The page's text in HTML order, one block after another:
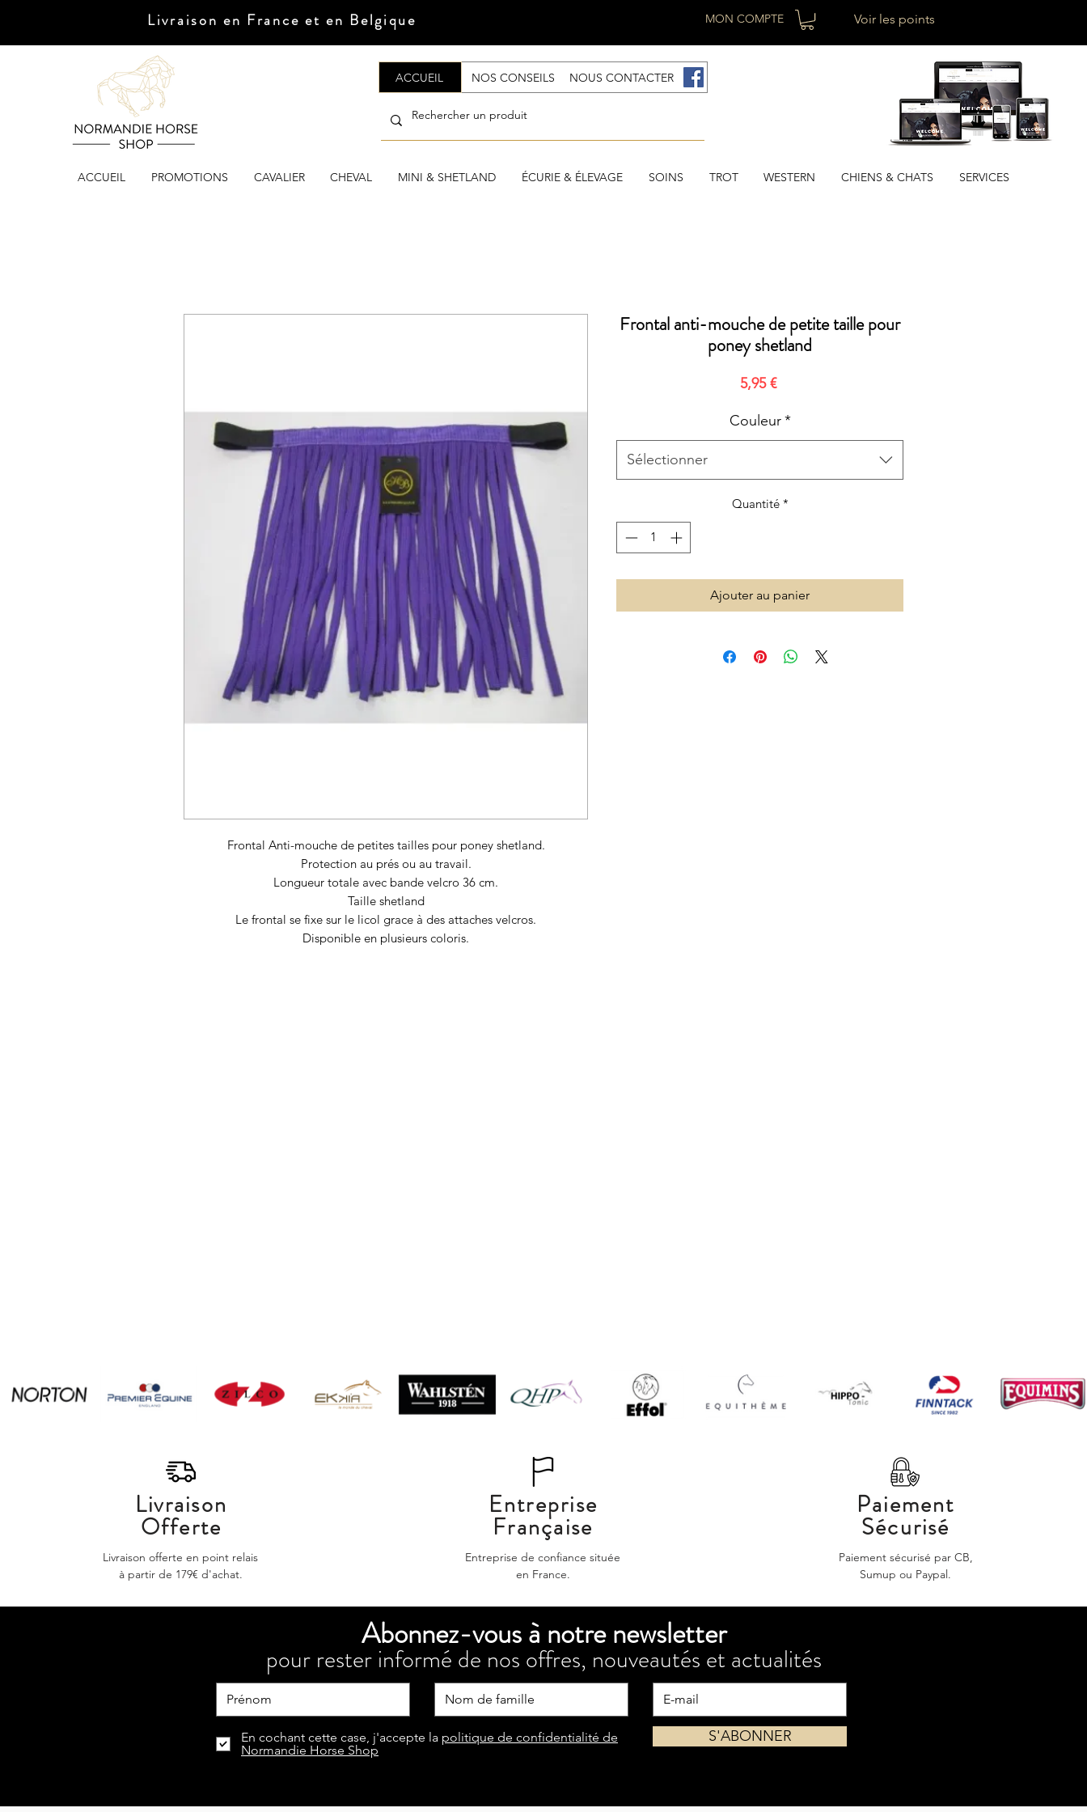
Livraison en France et en Belgique MON COMPTE Voir les points
ACCUEIL NOS CONSEILS NOUS CONTACTER .
ACCUEIL PROMOTIONS CAVALIER CHEVAL MINI & SHETLAND ÉCURIE & ÉLEVAGE SOINS TROT WESTERN CHIENS & CHATS SERVICES
Frontal Anti-mouche de petites tailles pour poney shetland.
Protection au prés ou au travail.
Longueur totale avec bande velcro 36 cm.
Taille shetland
Le frontal se fixe sur le licol grace à des attaches velcros.
Disponible en plusieurs coloris.
Frontal anti-mouche de petite taille pour
poney shetland
5,95 €Prix
Couleur *
Sélectionner
Quantité *
Ajouter au panier
Livraison
Offerte
Livraison offerte en point relais
à partir de 179€ d'achat.
Entreprise
Française
Entreprise de confiance située
en France.
Paiement
Sécurisé
Paiement sécurisé par CB,
Sumup ou Paypal.
Abonnez-vous à notre newsletter
pour rester informé de nos offres, nouveautés et actualités
En cochant cette case, j'accepte la politique de confidentialité de
Normandie Horse Shop
S'ABONNER